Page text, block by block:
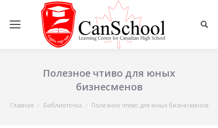
Полезное чтиво для юных
бизнесменов
Вы здесь:
Главная Библиотечка Полезное чтиво для юных бизнесменов